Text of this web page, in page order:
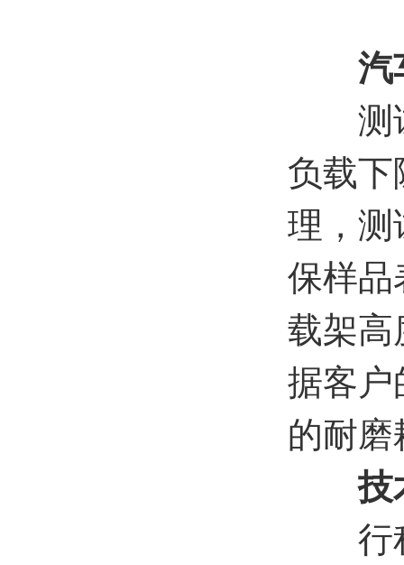
汽
测试
负载下
理，测
保样品
载架高
据客户
的耐磨
技
行程